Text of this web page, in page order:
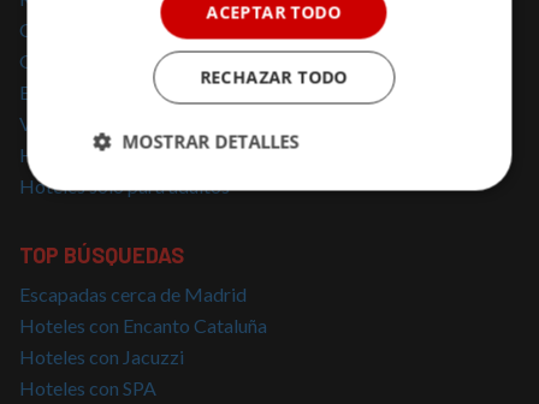
Casas Rurales con encanto
Glamping
Escapadas Románticas
Vacaciones Familiares
Hoteles para mascotas
Hoteles solo para adultos
TOP BÚSQUEDAS
Escapadas cerca de Madrid
Hoteles con Encanto Cataluña
Hoteles con Jacuzzi
Hoteles con SPA
ACEPTAR TODO
RECHAZAR TODO
MOSTRAR DETALLES
Cookies
Cookies de
Cookies de
preferencias